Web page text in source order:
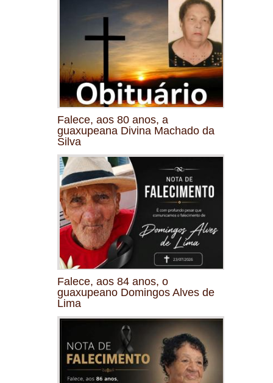
Falece, aos 80 anos, a
guaxupeana Divina Machado da
Silva
Falece, aos 84 anos, o
guaxupeano Domingos Alves de
Lima